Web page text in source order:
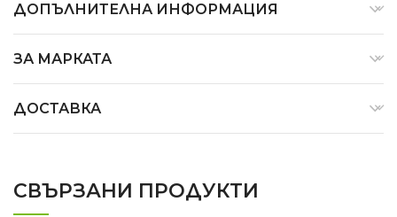
ДОПЪЛНИТЕЛНА ИНФОРМАЦИЯ
ЗА МАРКАТА
ДОСТАВКА
СВЪРЗАНИ ПРОДУКТИ